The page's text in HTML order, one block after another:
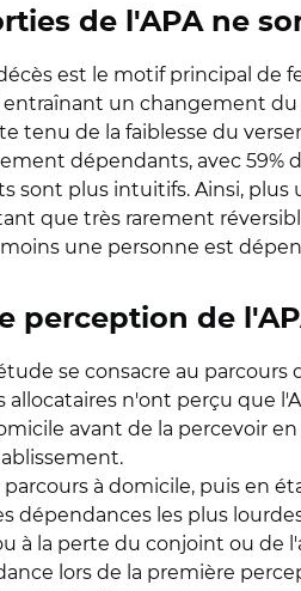
de l'APA ne
est le motif principal de
un changement du
tenu de la faiblesse du
dépendants, avec 59%
sont plus intuitifs. Ainsi, plus
que très rarement
une personne est
perception de
se consacre au parcours
allocataires n'ont perçu que
avant de la percevoir
parcours à domicile, puis en
dépendances les plus
à la perte du conjoint ou de
lors de la première